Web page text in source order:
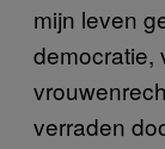
mijn leven
democratie,
verraden